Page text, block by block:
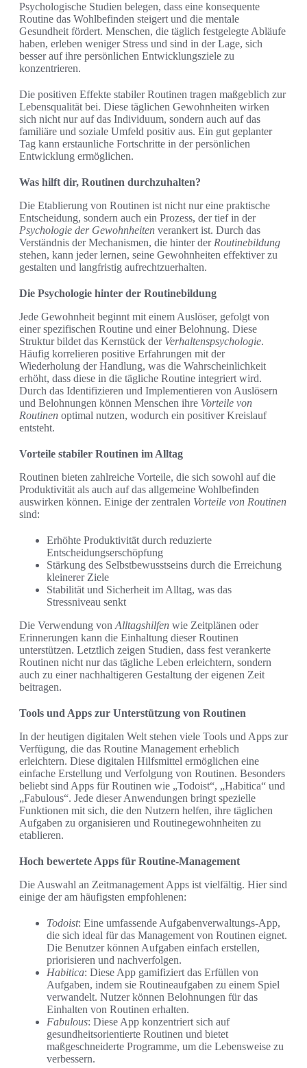
Psychologische Studien belegen, dass eine konsequente
Routine das Wohlbefinden steigert und die mentale
Gesundheit fördert. Menschen, die täglich festgelegte Abläufe
haben, erleben weniger Stress und sind in der Lage, sich
besser auf ihre persönlichen Entwicklungsziele zu
konzentrieren.
Die positiven Effekte stabiler Routinen tragen maßgeblich zur
Lebensqualität bei. Diese täglichen Gewohnheiten wirken
sich nicht nur auf das Individuum, sondern auch auf das
familiäre und soziale Umfeld positiv aus. Ein gut geplanter
Tag kann erstaunliche Fortschritte in der persönlichen
Entwicklung ermöglichen.
Was hilft dir, Routinen durchzuhalten?
Die Etablierung von Routinen ist nicht nur eine praktische
Entscheidung, sondern auch ein Prozess, der tief in der
Psychologie der Gewohnheiten verankert ist. Durch das
Verständnis der Mechanismen, die hinter der Routinebildung
stehen, kann jeder lernen, seine Gewohnheiten effektiver zu
gestalten und langfristig aufrechtzuerhalten.
Die Psychologie hinter der Routinebildung
Jede Gewohnheit beginnt mit einem Auslöser, gefolgt von
einer spezifischen Routine und einer Belohnung. Diese
Struktur bildet das Kernstück der Verhaltenspsychologie.
Häufig korrelieren positive Erfahrungen mit der
Wiederholung der Handlung, was die Wahrscheinlichkeit
erhöht, dass diese in die tägliche Routine integriert wird.
Durch das Identifizieren und Implementieren von Auslösern
und Belohnungen können Menschen ihre Vorteile von
Routinen optimal nutzen, wodurch ein positiver Kreislauf
entsteht.
Vorteile stabiler Routinen im Alltag
Routinen bieten zahlreiche Vorteile, die sich sowohl auf die
Produktivität als auch auf das allgemeine Wohlbefinden
auswirken können. Einige der zentralen Vorteile von Routinen
sind:
Erhöhte Produktivität durch reduzierte
Entscheidungserschöpfung
Stärkung des Selbstbewusstseins durch die Erreichung
kleinerer Ziele
Stabilität und Sicherheit im Alltag, was das
Stressniveau senkt
Die Verwendung von Alltagshilfen wie Zeitplänen oder
Erinnerungen kann die Einhaltung dieser Routinen
unterstützen. Letztlich zeigen Studien, dass fest verankerte
Routinen nicht nur das tägliche Leben erleichtern, sondern
auch zu einer nachhaltigeren Gestaltung der eigenen Zeit
beitragen.
Tools und Apps zur Unterstützung von Routinen
In der heutigen digitalen Welt stehen viele Tools und Apps zur
Verfügung, die das Routine Management erheblich
erleichtern. Diese digitalen Hilfsmittel ermöglichen eine
einfache Erstellung und Verfolgung von Routinen. Besonders
beliebt sind Apps für Routinen wie „Todoist“, „Habitica“ und
„Fabulous“. Jede dieser Anwendungen bringt spezielle
Funktionen mit sich, die den Nutzern helfen, ihre täglichen
Aufgaben zu organisieren und Routinegewohnheiten zu
etablieren.
Hoch bewertete Apps für Routine-Management
Die Auswahl an Zeitmanagement Apps ist vielfältig. Hier sind
einige der am häufigsten empfohlenen:
Todoist: Eine umfassende Aufgabenverwaltungs-App,
die sich ideal für das Management von Routinen eignet.
Die Benutzer können Aufgaben einfach erstellen,
priorisieren und nachverfolgen.
Habitica: Diese App gamifiziert das Erfüllen von
Aufgaben, indem sie Routineaufgaben zu einem Spiel
verwandelt. Nutzer können Belohnungen für das
Einhalten von Routinen erhalten.
Fabulous: Diese App konzentriert sich auf
gesundheitsorientierte Routinen und bietet
maßgeschneiderte Programme, um die Lebensweise zu
verbessern.